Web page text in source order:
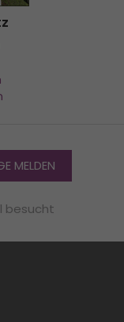
MELDEN
besucht